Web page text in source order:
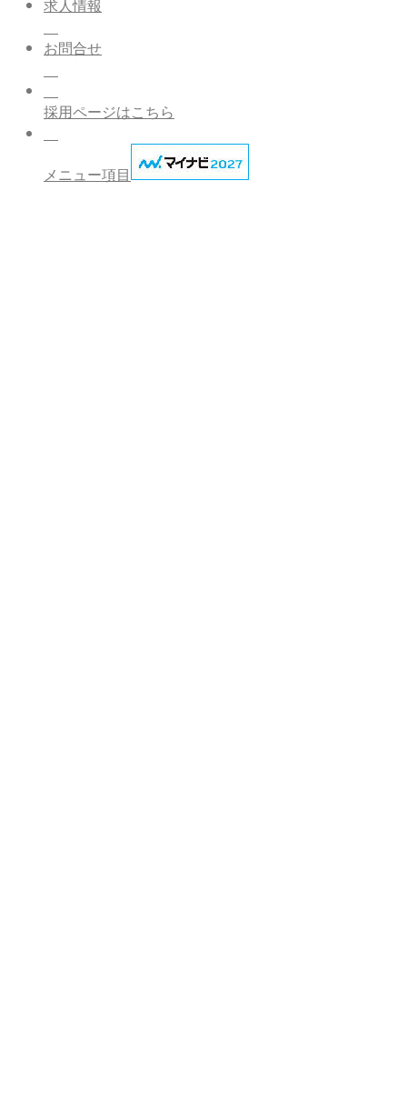
求人情報
お問合せ
採用ページはこちら
メニュー項目